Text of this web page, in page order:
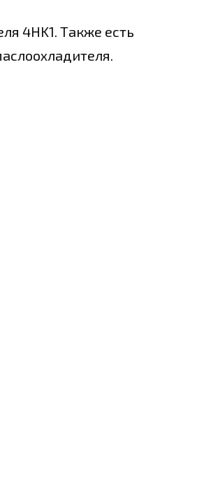
4HK1. Также есть